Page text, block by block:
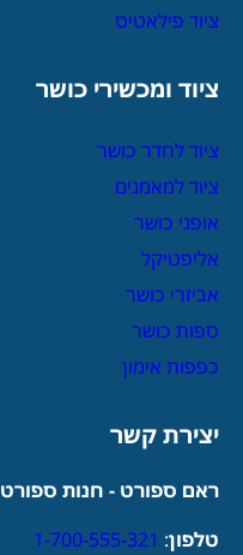
ציוד פילאטיס
ציוד ומכשירי כושר
ציוד לחדר כושר
ציוד למאמנים
אופני כושר
אליפטיקל
אביזרי כושר
ספות כושר
כפפות אימון
יצירת קשר
ראם ספורט - חנות ספורט
טלפון:
1-700-555-321